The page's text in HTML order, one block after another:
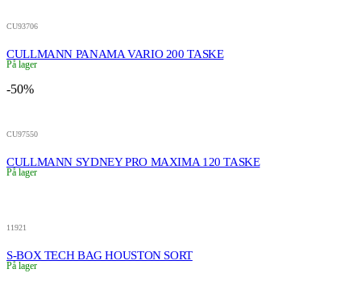
CU93706
CULLMANN PANAMA VARIO 200 TASKE
På lager
-50%
CU97550
CULLMANN SYDNEY PRO MAXIMA 120 TASKE
På lager
11921
S-BOX TECH BAG HOUSTON SORT
På lager